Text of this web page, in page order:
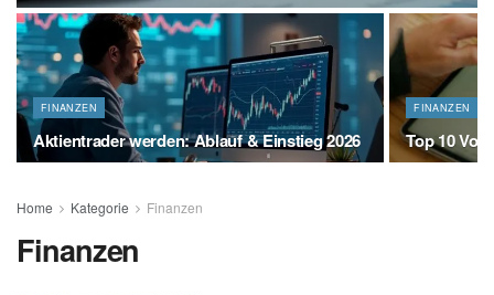
FINANZEN
Aktientrader werden: Ablauf & Einstieg 2026
FINANZEN
Top 10
Home Kategorie Finanzen
Finanzen